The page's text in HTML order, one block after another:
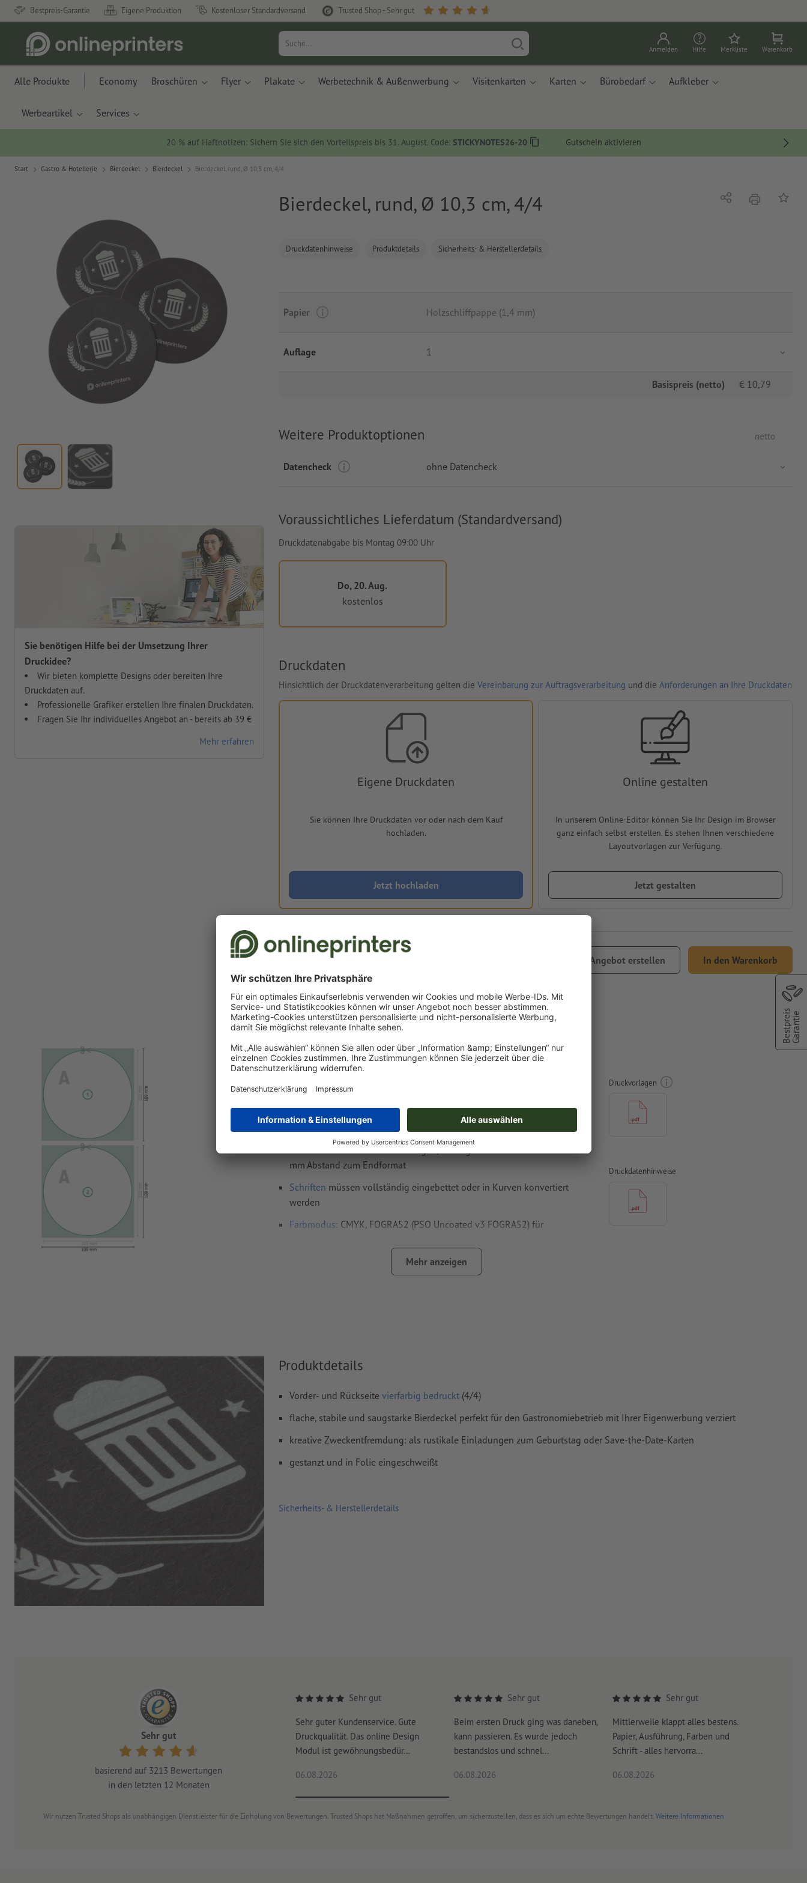
Bestpreis-Garantie Eigene Produktion Kostenloser Standardversand Trusted Shop - Sehr gut
Anmelden Hilfe Merkliste Warenkorb
Alle Produkte Economy Broschüren Flyer Plakate Werbetechnik & Außenwerbung Visitenkarten Karten Bürobedarf Aufkleber
Werbeartikel Services
20 % auf Haftnotizen: Sichern Sie sich den Vorteilspreis bis 31. August. Code: STICKYNOTES26-20 Gutschein aktivieren
Start Gastro & Hotellerie Bierdeckel Bierdeckel Bierdeckel, rund, Ø 10,3 cm, 4/4
Bierdeckel, rund, Ø 10,3 cm, 4/4
Sie benötigen Hilfe bei der Umsetzung Ihrer
Druckidee?
Wir bieten komplette Designs oder bereiten Ihre
Druckdaten auf.
Professionelle Grafiker erstellen Ihre finalen Druckdaten.
Fragen Sie Ihr individuelles Angebot an - bereits ab 39 €
Mehr erfahren
Druckdatenhinweise Produktdetails Sicherheits- & Herstellerdetails
Teilen DruckenAuf
Papier Holzschliffpappe (1,4 mm)
Auflage 1
Basispreis (netto) € 10,79
Weitere Produktoptionen netto
Datencheck ohne Datencheck
Voraussichtliches Lieferdatum (Standardversand)
Druckdatenabgabe bis Montag 09:00 Uhr
Do, 20. Aug.
kostenlos
Druckdaten
Hinsichtlich der Druckdatenverarbeitung gelten die Vereinbarung zur Auftragsverarbeitung und die Anforderungen an Ihre Druckdaten
Eigene Druckdaten
Sie können Ihre Druckdaten vor oder nach dem Kauf
hochladen.
Jetzt hochladen
Online gestalten
In unserem Online-Editor können Sie Ihr Design im Browser
ganz einfach selbst erstellen. Es stehen Ihnen verschiedene
Layoutvorlagen zur Verfügung.
Jetzt gestalten
Angebot erstellen In den Warenkorb
Lieferung ca.:
5 g
Druckdatenhinweise Bierdeckel, rund, Ø 10,3 cm, 4/4
Endformat: 10,3 x 10,3 cm
Auflösung:
300 dpi
Beschnitt
anlegen, wichtige Informationen mit mind. 4
mm Abstand zum Endformat
Schriften müssen vollständig eingebettet oder in Kurven konvertiert
werden
Farbmodus: CMYK, FOGRA52 (PSO Uncoated v3 FOGRA52) für
Inhalte von Formularfeldernwerden mitgedruckt
Wie lege ich Druckdaten richtig an?
Mehr anzeigen
Druckvorlagen
Druckdatenhinweise
Produktdetails
Vorder- und Rückseite vierfarbig bedruckt (4/4)
flache, stabile und saugstarke Bierdeckel perfekt für den Gastronomiebetrieb mit Ihrer Eigenwerbung verziert
kreative Zweckentfremdung: als rustikale Einladungen zum Geburtstag oder Save-the-Date-Karten
gestanzt und in Folie eingeschweißt
Sicherheits- & Herstellerdetails
Sehr gut
basierend auf 3213 Bewertungen
in den letzten 12 Monaten
Sehr gut
Sehr guter Kundenservice. Gute
Druckqualität. Das online Design
Modul ist gewöhnungsbedür...
06.08.2026
Sehr gut
Beim ersten Druck ging was daneben,
kann passieren. Es wurde jedoch
bestandslos und schnel...
06.08.2026
Sehr gut
Mittlerweile klappt alles bestens.
Papier, Ausführung, Farben und
Schrift - alles hervorra...
06.08.2026
Wir nutzen Trusted Shops als unabhängigen Dienstleister für die Einholung von Bewertungen. Trusted Shops hat Maßnahmen getroffen, um sicherzustellen, dass es sich um echte Bewertungen handelt. Weitere Informationen
BestpreisGarantie